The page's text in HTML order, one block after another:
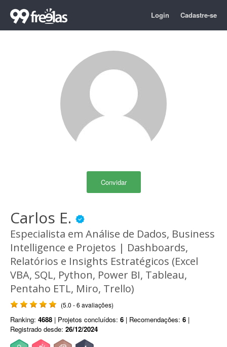
Login Cadastre-se
Convidar
Carlos E.
Especialista em Análise de Dados, Business
Intelligence e Projetos | Dashboards,
Relatórios e Insights Estratégicos (Excel
VBA, SQL, Python, Power BI, Tableau,
Pentaho ETL, Miro, Trello)
(5.0 - 6 avaliações)
Ranking: 4688 | Projetos concluídos: 6 | Recomendações: 6 |
Registrado desde: 26/12/2024